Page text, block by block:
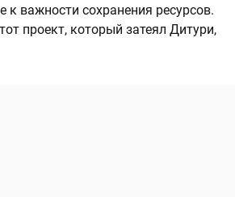
к важности сохранения ресурсов.
проект, который затеял Дитури,